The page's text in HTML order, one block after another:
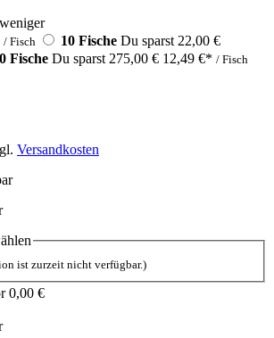
/ Fisch 10 Fische Du sparst 22,00 €
Fische Du sparst 275,00 € 12,49 €* / Fisch
Versandkosten
ist zurzeit nicht verfügbar.)
0,00 €